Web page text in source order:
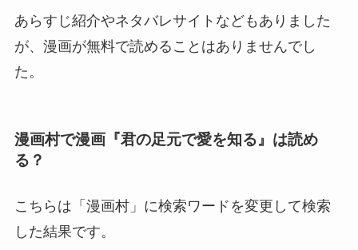
あらすじ紹介やネタバレサイトなどもありました
が、漫画が無料で読めることはありませんでし
た。
漫画村で漫画『君の足元で愛を知る』は読め
る？
こちらは「漫画村」に検索ワードを変更して検索
した結果です。